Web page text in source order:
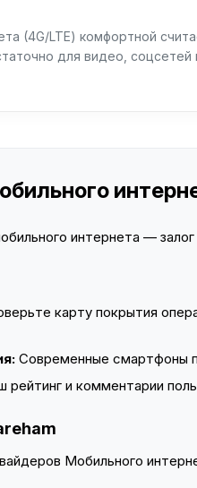
(4G/LTE) комфортной
для видео, соцсетей
интернета —
карту покрытия
Современные смартфоны
рейтинг и комментарии
Мобильного